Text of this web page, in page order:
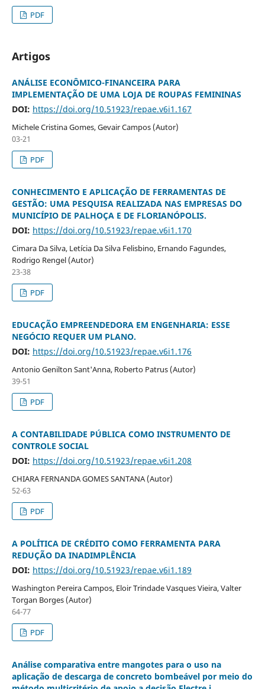
PDF
Artigos
ANÁLISE ECONÔMICO-FINANCEIRA PARA
IMPLEMENTAÇÃO DE UMA LOJA DE ROUPAS FEMININAS
DOI: https://doi.org/10.51923/repae.v6i1.167
Michele Cristina Gomes, Gevair Campos (Autor)
03-21
PDF
CONHECIMENTO E APLICAÇÃO DE FERRAMENTAS DE
GESTÃO: UMA PESQUISA REALIZADA NAS EMPRESAS DO
MUNICÍPIO DE PALHOÇA E DE FLORIANÓPOLIS.
DOI: https://doi.org/10.51923/repae.v6i1.170
Cimara Da Silva, Letícia Da Silva Felisbino, Ernando Fagundes,
Rodrigo Rengel (Autor)
23-38
PDF
EDUCAÇÃO EMPREENDEDORA EM ENGENHARIA: ESSE
NEGÓCIO REQUER UM PLANO.
DOI: https://doi.org/10.51923/repae.v6i1.176
Antonio Genilton Sant'Anna, Roberto Patrus (Autor)
39-51
PDF
A CONTABILIDADE PÚBLICA COMO INSTRUMENTO DE
CONTROLE SOCIAL
DOI: https://doi.org/10.51923/repae.v6i1.208
CHIARA FERNANDA GOMES SANTANA (Autor)
52-63
PDF
A POLÍTICA DE CRÉDITO COMO FERRAMENTA PARA
REDUÇÃO DA INADIMPLÊNCIA
DOI: https://doi.org/10.51923/repae.v6i1.189
Washington Pereira Campos, Eloir Trindade Vasques Vieira, Valter
Torgan Borges (Autor)
64-77
PDF
Análise comparativa entre mangotes para o uso na
aplicação de descarga de concreto bombeável por meio do